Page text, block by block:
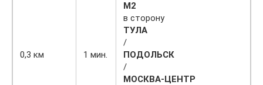
0,3 км 1 мин.
М2
в сторону
ТУЛА
/
ПОДОЛЬСК
/
МОСКВА-ЦЕНТР